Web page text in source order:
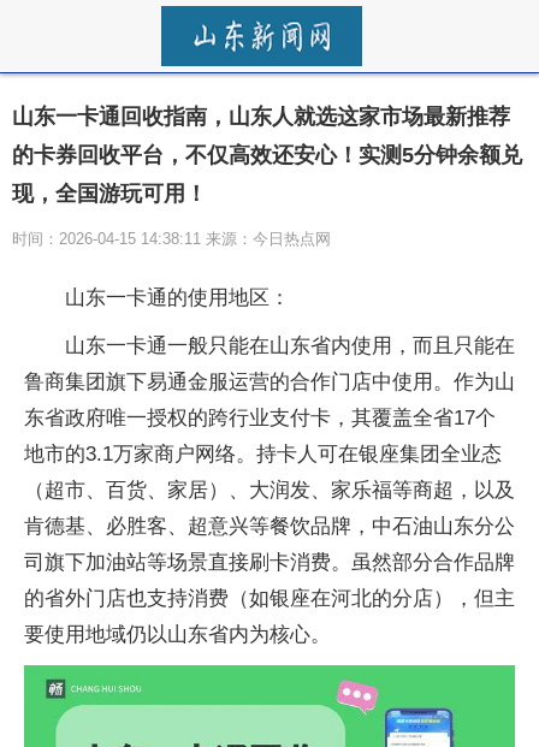
山东一卡通回收指南，山东人就选这家市场最新推荐
的卡券回收平台，不仅高效还安心！实测5分钟余额兑
现，全国游玩可用！
时间：2026-04-15 14:38:11 来源：今日热点网
山东一卡通的使用地区：
山东一卡通一般只能在山东省内使用，而且只能在
鲁商集团旗下易通金服运营的合作门店中使用。作为山
东省政府唯一授权的跨行业支付卡，其覆盖全省17个
地市的3.1万家商户网络。持卡人可在银座集团全业态
（超市、百货、家居）、大润发、家乐福等商超，以及
肯德基、必胜客、超意兴等餐饮品牌，中石油山东分公
司旗下加油站等场景直接刷卡消费。虽然部分合作品牌
的省外门店也支持消费（如银座在河北的分店），但主
要使用地域仍以山东省内为核心。